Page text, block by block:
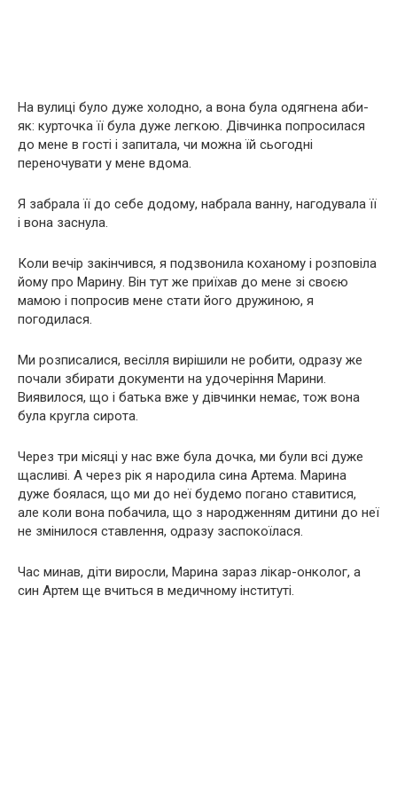
На вулиці було дуже холодно, а вона була одягнена аби-
як: курточка її була дуже легкою. Дівчинка попросилася
до мене в гості і запитала, чи можна їй сьогодні
переночувати у мене вдома.
Я забрала її до себе додому, набрала ванну, нагодувала її
і вона заснула.
Коли вечір закінчився, я подзвонила коханому і розповіла
йому про Марину. Він тут же приїхав до мене зі своєю
мамою і попросив мене стати його дружиною, я
погодилася.
Ми розписалися, весілля вирішили не робити, одразу же
почали збирати документи на удочеріння Марини.
Виявилося, що і батька вже у дівчинки немає, тож вона
була кругла сирота.
Через три місяці у нас вже була дочка, ми були всі дуже
щасливі. А через рік я наpoдила сина Артема. Марина
дуже боялася, що ми до неї будемо погано ставитися,
але коли вона побачила, що з народженням дитини до неї
не змінилося ставлення, одразу заспокоїлася.
Час минав, діти виросли, Марина зараз лікар-oнкoлoг, а
син Артем ще вчиться в медичному інституті.